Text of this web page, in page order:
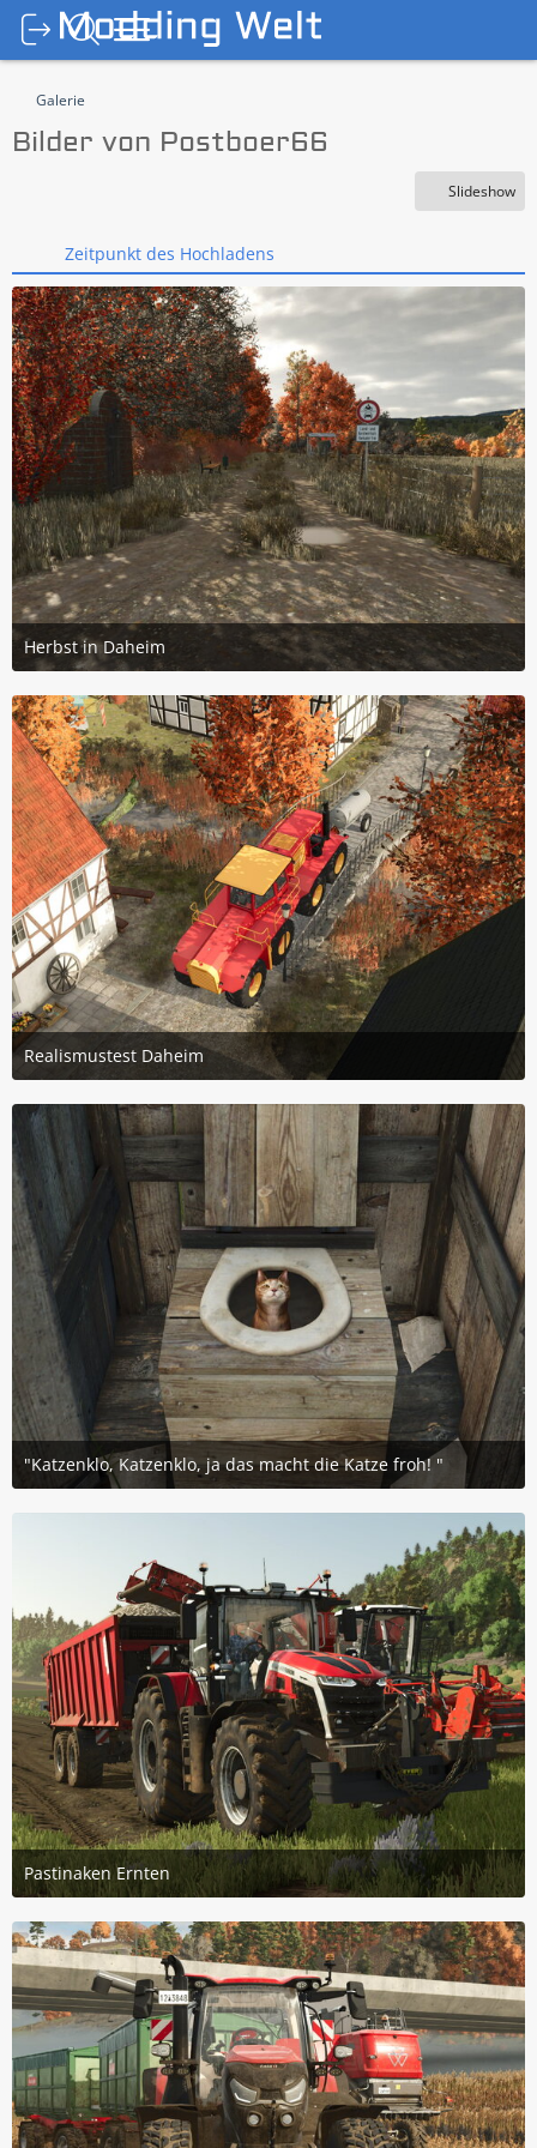
Galerie
Bilder von Postboer66
Slideshow
Zeitpunkt des Hochladens
Herbst in Daheim
4. Juni 2025 um 11:45
3
Realismustest Daheim
3. Juni 2025 um 20:20
11
"Katzenklo, Katzenklo, ja das macht die Katze froh! "
18. April 2025 um 22:02
5
Pastinaken Ernten
5. Januar 2025 um 10:53
3